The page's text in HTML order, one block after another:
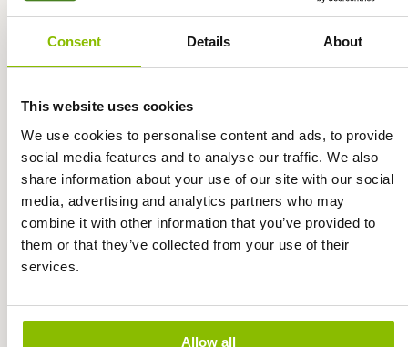
Consent Details About
This website uses cookies
We use cookies to personalise content and ads, to provide
social media features and to analyse our traffic. We also
share information about your use of our site with our social
media, advertising and analytics partners who may
combine it with other information that you’ve provided to
them or that they’ve collected from your use of their
services.
Allow all
Afbeelding